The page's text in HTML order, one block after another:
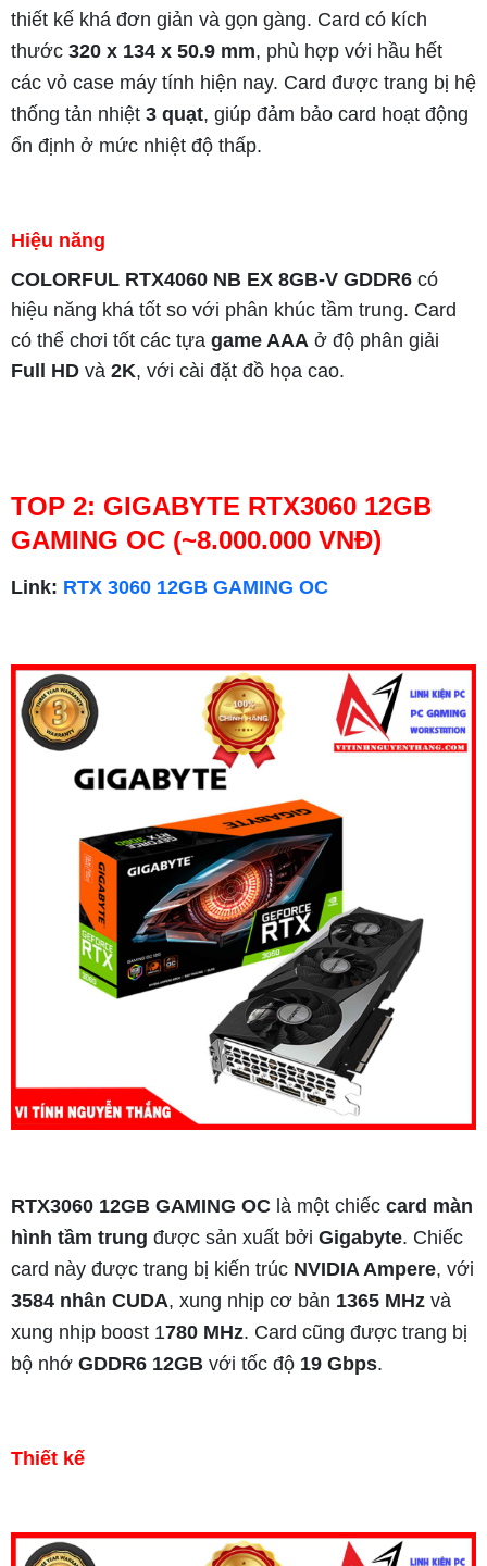
thiết kế khá đơn giản và gọn gàng. Card có kích
thước 320 x 134 x 50.9 mm, phù hợp với hầu hết
các vỏ case máy tính hiện nay. Card được trang bị hệ
thống tản nhiệt 3 quạt, giúp đảm bảo card hoạt động
ổn định ở mức nhiệt độ thấp.
Hiệu năng
COLORFUL RTX4060 NB EX 8GB-V GDDR6 có
hiệu năng khá tốt so với phân khúc tầm trung. Card
có thể chơi tốt các tựa game AAA ở độ phân giải
Full HD và 2K, với cài đặt đồ họa cao.
TOP 2: GIGABYTE RTX3060 12GB
GAMING OC (~8.000.000 VNĐ)
Link: RTX 3060 12GB GAMING OC
RTX3060 12GB GAMING OC là một chiếc card màn
hình tầm trung được sản xuất bởi Gigabyte. Chiếc
card này được trang bị kiến trúc NVIDIA Ampere, với
3584 nhân CUDA, xung nhịp cơ bản 1365 MHz và
xung nhịp boost 1780 MHz. Card cũng được trang bị
bộ nhớ GDDR6 12GB với tốc độ 19 Gbps.
Thiết kế